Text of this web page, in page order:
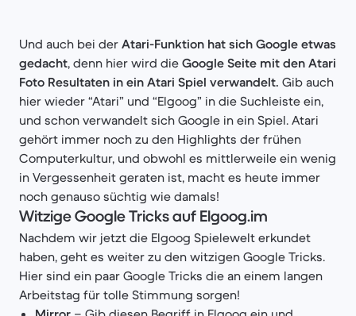
Und auch bei der Atari-Funktion hat sich Google etwas
gedacht, denn hier wird die Google Seite mit den Atari
Foto Resultaten in ein Atari Spiel verwandelt. Gib auch
hier wieder “Atari” und “Elgoog” in die Suchleiste ein,
und schon verwandelt sich Google in ein Spiel. Atari
gehört immer noch zu den Highlights der frühen
Computerkultur, und obwohl es mittlerweile ein wenig
in Vergessenheit geraten ist, macht es heute immer
noch genauso süchtig wie damals!
Witzige Google Tricks auf Elgoog.im
Nachdem wir jetzt die Elgoog Spielewelt erkundet
haben, geht es weiter zu den witzigen Google Tricks.
Hier sind ein paar Google Tricks die an einem langen
Arbeitstag für tolle Stimmung sorgen!